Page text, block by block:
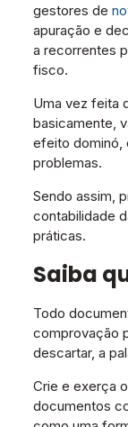
gestores de
apuração e
a recorrentes
fisco.
Uma vez feita
basicamente,
efeito dominó,
problemas.
Sendo assim,
contabilidade
práticas.
Saiba
Todo
comprovação
descartar, a
Crie e exerça
documentos